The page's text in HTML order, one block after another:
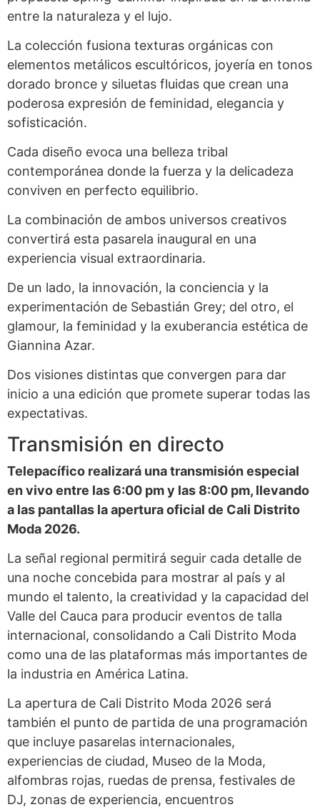
entre la naturaleza y el lujo.
La colección fusiona texturas orgánicas con
elementos metálicos escultóricos, joyería en tonos
dorado bronce y siluetas fluidas que crean una
poderosa expresión de feminidad, elegancia y
sofisticación.
Cada diseño evoca una belleza tribal
contemporánea donde la fuerza y la delicadeza
conviven en perfecto equilibrio.
La combinación de ambos universos creativos
convertirá esta pasarela inaugural en una
experiencia visual extraordinaria.
De un lado, la innovación, la conciencia y la
experimentación de Sebastián Grey; del otro, el
glamour, la feminidad y la exuberancia estética de
Giannina Azar.
Dos visiones distintas que convergen para dar
inicio a una edición que promete superar todas las
expectativas.
Transmisión en directo
Telepacífico realizará una transmisión especial
en vivo entre las 6:00 pm y las 8:00 pm, llevando
a las pantallas la apertura oficial de Cali Distrito
Moda 2026.
La señal regional permitirá seguir cada detalle de
una noche concebida para mostrar al país y al
mundo el talento, la creatividad y la capacidad del
Valle del Cauca para producir eventos de talla
internacional, consolidando a Cali Distrito Moda
como una de las plataformas más importantes de
la industria en América Latina.
La apertura de Cali Distrito Moda 2026 será
también el punto de partida de una programación
que incluye pasarelas internacionales,
experiencias de ciudad, Museo de la Moda,
alfombras rojas, ruedas de prensa, festivales de
DJ, zonas de experiencia, encuentros